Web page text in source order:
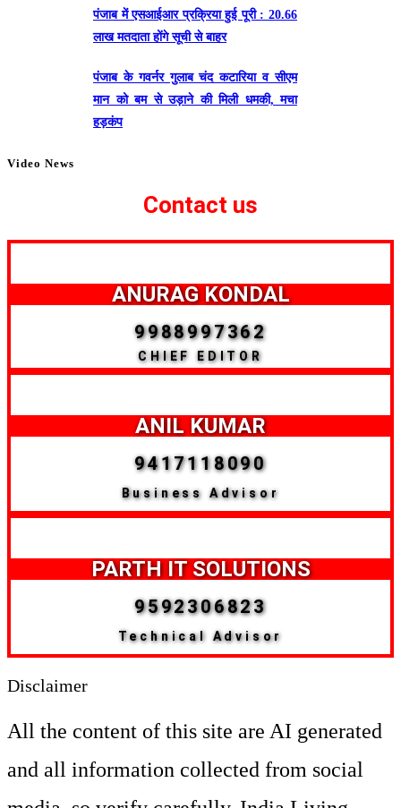
पंजाब में एसआईआर प्रक्रिया हुई पूरी : 20.66
लाख मतदाता होंगे सूची से बाहर
पंजाब के गवर्नर गुलाब चंद कटारिया व सीएम
मान को बम से उड़ाने की मिली धमकी, मचा
हड़कंप
Video News
Contact us
ANURAG KONDAL
9988997362
CHIEF EDITOR
ANIL KUMAR
9417118090
Business Advisor
PARTH IT SOLUTIONS
9592306823
Technical Advisor
Disclaimer
All the content of this site are AI generated
and all information collected from social